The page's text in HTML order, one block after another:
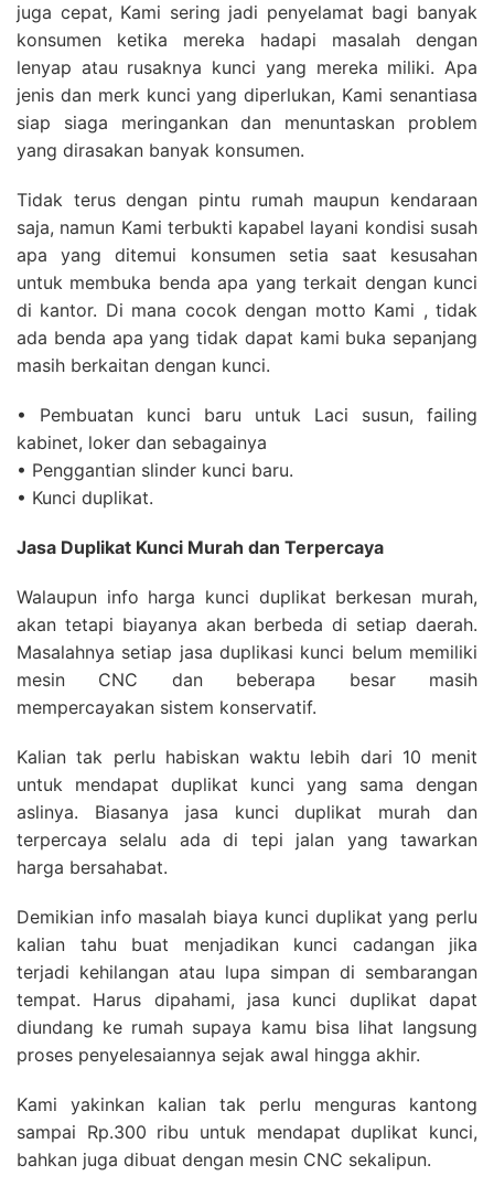
juga cepat, Kami sering jadi penyelamat bagi banyak
konsumen ketika mereka hadapi masalah dengan
lenyap atau rusaknya kunci yang mereka miliki. Apa
jenis dan merk kunci yang diperlukan, Kami senantiasa
siap siaga meringankan dan menuntaskan problem
yang dirasakan banyak konsumen.
Tidak terus dengan pintu rumah maupun kendaraan
saja, namun Kami terbukti kapabel layani kondisi susah
apa yang ditemui konsumen setia saat kesusahan
untuk membuka benda apa yang terkait dengan kunci
di kantor. Di mana cocok dengan motto Kami , tidak
ada benda apa yang tidak dapat kami buka sepanjang
masih berkaitan dengan kunci.
• Pembuatan kunci baru untuk Laci susun, failing
kabinet, loker dan sebagainya
• Penggantian slinder kunci baru.
• Kunci duplikat.
Jasa Duplikat Kunci Murah dan Terpercaya
Walaupun info harga kunci duplikat berkesan murah,
akan tetapi biayanya akan berbeda di setiap daerah.
Masalahnya setiap jasa duplikasi kunci belum memiliki
mesin CNC dan beberapa besar masih
mempercayakan sistem konservatif.
Kalian tak perlu habiskan waktu lebih dari 10 menit
untuk mendapat duplikat kunci yang sama dengan
aslinya. Biasanya jasa kunci duplikat murah dan
terpercaya selalu ada di tepi jalan yang tawarkan
harga bersahabat.
Demikian info masalah biaya kunci duplikat yang perlu
kalian tahu buat menjadikan kunci cadangan jika
terjadi kehilangan atau lupa simpan di sembarangan
tempat. Harus dipahami, jasa kunci duplikat dapat
diundang ke rumah supaya kamu bisa lihat langsung
proses penyelesaiannya sejak awal hingga akhir.
Kami yakinkan kalian tak perlu menguras kantong
sampai Rp.300 ribu untuk mendapat duplikat kunci,
bahkan juga dibuat dengan mesin CNC sekalipun.